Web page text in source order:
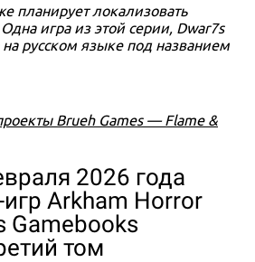
планирует локализовать
игра из этой серии, Dwar7s
русском языке под названием
Brueh Games — Flame &
2026 года
Arkham Horror
Gamebooks
том